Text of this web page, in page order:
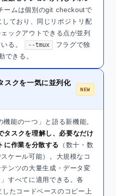
ームは個別のgit checkoutで
ており、同じリポジトリ配
ックアウトできる点が並列
る。
--tmux
フラグで独
できる。
スクを一気に並列化
NEW
能の一つ」と語る新機能。
スクを理解し、必要なだけ
に作業を分散する
（数十・数
ケール可能）。大規模なコ
ンツの大量生成・データ変
すべてに適用できる。各
たコードベースのコピー上